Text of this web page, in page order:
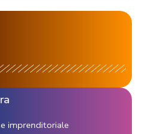
imprenditoriale